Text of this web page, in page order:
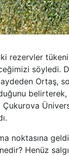
rezervler
söyledi.
Ortaş,
noktasına
Henüz